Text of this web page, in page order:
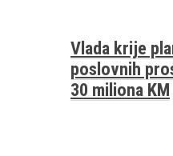
Vlada krije
poslovnih
30 miliona KM